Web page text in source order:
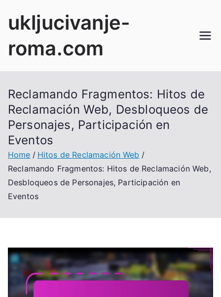
ukljucivanje-
roma.com
Reclamando Fragmentos: Hitos de
Reclamación Web, Desbloqueos de
Personajes, Participación en
Eventos
Home
Hitos de Reclamación Web
Reclamando Fragmentos: Hitos de Reclamación Web,
Desbloqueos de Personajes, Participación en
Eventos